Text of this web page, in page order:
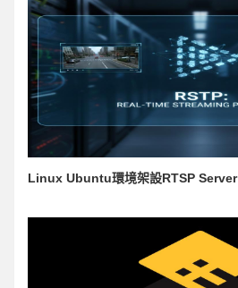
Linux Ubuntu環境架設RTSP Server